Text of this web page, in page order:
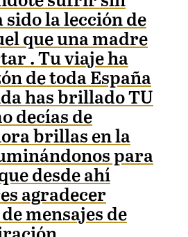
sido la lección de
que una madre
. Tu viaje ha
de toda España
has brillado TU
decías de
brillas en la
para
desde ahí
agradecer
mensajes de